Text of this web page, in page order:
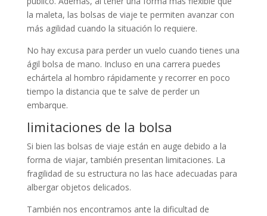
la maleta, las bolsas de viaje te permiten avanzar con
más agilidad cuando la situación lo requiere.
No hay excusa para perder un vuelo cuando tienes una
ágil bolsa de mano. Incluso en una carrera puedes
echártela al hombro rápidamente y recorrer en poco
tiempo la distancia que te salve de perder un
embarque.
limitaciones de la bolsa
Si bien las bolsas de viaje están en auge debido a la
forma de viajar, también presentan limitaciones. La
fragilidad de su estructura no las hace adecuadas para
albergar objetos delicados.
También nos encontramos ante la dificultad de